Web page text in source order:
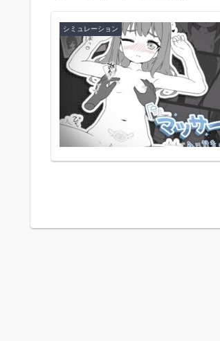
シミュレーション